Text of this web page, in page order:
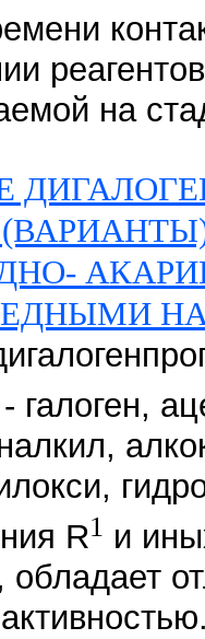
на
- галоген,
R1 и
обладает